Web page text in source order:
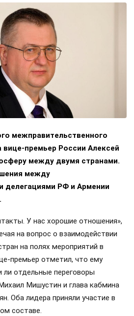
межправительственного
вице-премьер России Алексей
между двумя странами.
между
делегациями РФ и Армении
У нас хорошие отношения»,
на вопрос о взаимодействии
на полях мероприятий в
премьер отметил, что ему
ли отдельные переговоры
Мишустин и глава кабмина
Оба лидера приняли участие в
составе.